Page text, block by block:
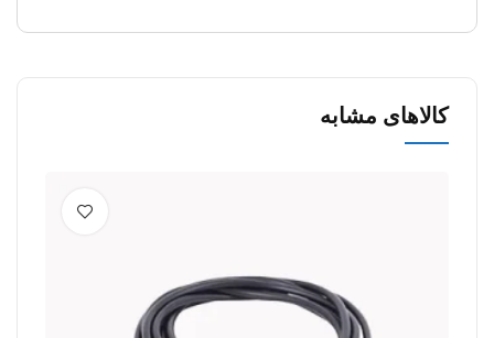
کالاهای مشابه